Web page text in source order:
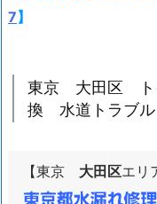
7】
東京 大田区 ト
換 水道トラブ
【東京 大田区エリ